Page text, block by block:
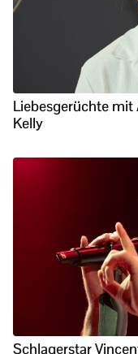
Liebesgerüchte
Kelly
Schlagerstar